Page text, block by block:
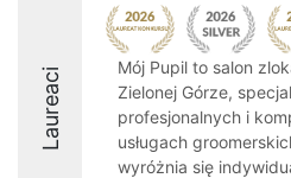
Laureaci
Mój Pupil to salon
Zielonej Górze,
profesjonalnych i
usługach
wyróżnia się